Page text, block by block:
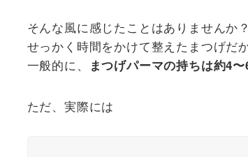
そんな風に感じたことはありませんか？
せっかく時間をかけて整えたまつげだ
一般的に、
まつげパーマの持ちは約4
ただ、実際には